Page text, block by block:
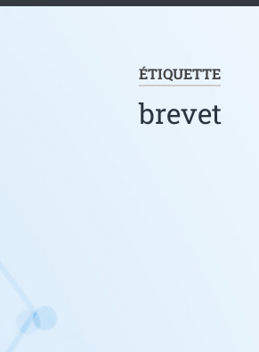
ÉTIQUETTE
brevet